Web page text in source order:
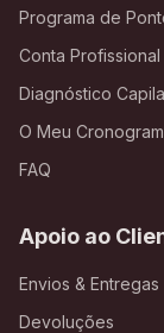
Programa de
Conta Profissional
Diagnóstico
O Meu
FAQ
Apoio ao
Envios & Entregas
Devoluções